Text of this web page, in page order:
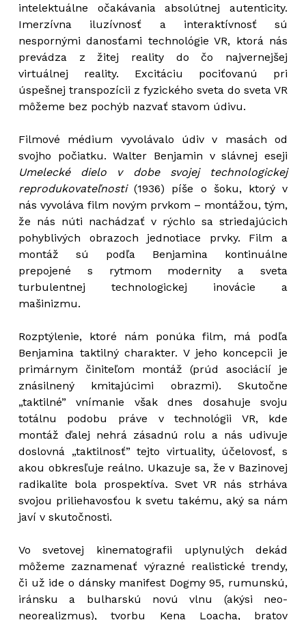
intelektuálne očakávania absolútnej autenticity.
Imerzívna iluzívnosť a interaktívnosť sú
nespornými danosťami technológie VR, ktorá nás
prevádza z žitej reality do čo najvernejšej
virtuálnej reality. Excitáciu pociťovanú pri
úspešnej transpozícii z fyzického sveta do sveta VR
môžeme bez pochýb nazvať stavom údivu.
Filmové médium vyvolávalo údiv v masách od
svojho počiatku. Walter Benjamin v slávnej eseji
Umelecké dielo v dobe svojej technologickej
reprodukovateľnosti(1936) píše o šoku, ktorý v
nás vyvoláva film novým prvkom – montážou, tým,
že nás núti nachádzať v rýchlo sa striedajúcich
pohyblivých obrazoch jednotiace prvky. Film a
montáž sú podľa Benjamina kontinuálne
prepojené s rytmom modernity a sveta
turbulentnej technologickej inovácie a
mašinizmu.
Rozptýlenie, ktoré nám ponúka film, má podľa
Benjamina taktilný charakter. V jeho koncepcii je
primárnym činiteľom montáž (prúd asociácií je
znásilnený kmitajúcimi obrazmi). Skutočne
„taktilné” vnímanie však dnes dosahuje svoju
totálnu podobu práve v technológii VR, kde
montáž ďalej nehrá zásadnú rolu a nás udivuje
doslovná „taktilnosť” tejto virtuality, účelovosť, s
akou obkresľuje reálno. Ukazuje sa, že v Bazinovej
radikalite bola prospektíva. Svet VR nás strháva
svojou priliehavosťou k svetu takému, aký sa nám
javí v skutočnosti.
Vo svetovej kinematografii uplynulých dekád
môžeme zaznamenať výrazné realistické trendy,
či už ide o dánsky manifest Dogmy 95, rumunskú,
iránsku a bulharskú novú vlnu (akýsi neo-
neorealizmus), tvorbu Kena Loacha, bratov